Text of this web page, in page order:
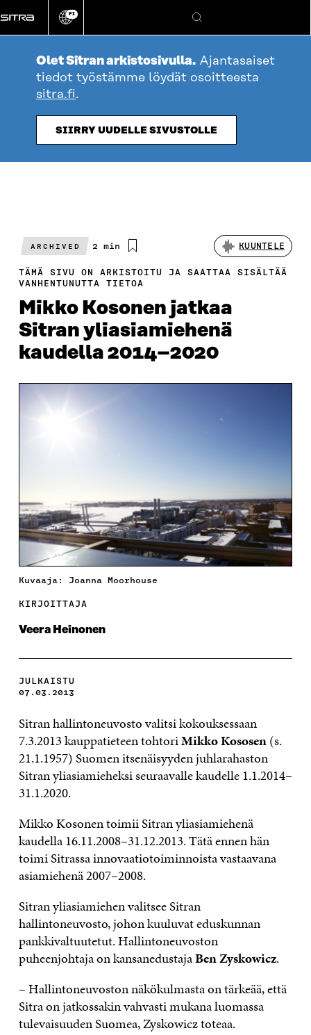
suoraan
sisältöön
Vaihda
kieli
FI
Hae
Olet Sitran arkistosivulla. Ajantasaiset
tiedot työstämme löydät osoitteesta
sitra.fi.
SIIRRY UUDELLE SIVUSTOLLE
ARCHIVED
Arvioitu
2 min KUUNTELE
TÄMÄ SIVU ON ARKISTOITU JA SAATTAA SISÄLTÄÄ
VANHENTUNUTTA TIETOA
Mikko Kosonen jatkaa
Sitran yliasiamiehenä
kaudella 2014–2020
Kuvaaja: Joanna Moorhouse
KIRJOITTAJA
Veera Heinonen
JULKAISTU
07.03.2013
Sitran hallintoneuvosto valitsi kokouksessaan
7.3.2013 kauppatieteen tohtoriMikko Kososen(s.
21.1.1957) Suomen itsenäisyyden juhlarahaston
Sitran yliasiamieheksi seuraavalle kaudelle 1.1.2014–
31.1.2020.
Mikko Kosonen toimii Sitran yliasiamiehenä
kaudella 16.11.2008–31.12.2013. Tätä ennen hän
toimi Sitrassa innovaatiotoiminnoista vastaavana
asiamiehenä 2007–2008.
Sitran yliasiamiehen valitsee Sitran
hallintoneuvosto, johon kuuluvat eduskunnan
pankkivaltuutetut. Hallintoneuvoston
puheenjohtaja on kansanedustajaBen Zyskowicz.
– Hallintoneuvoston näkökulmasta on tärkeää, että
Sitra on jatkossakin vahvasti mukana luomassa
tulevaisuuden Suomea, Zyskowicz toteaa.